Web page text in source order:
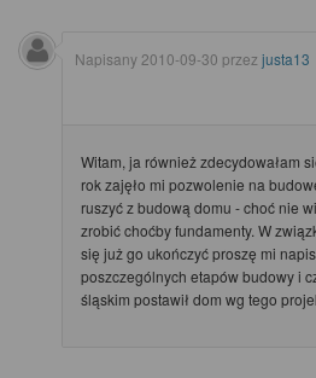
Napisany 2010-09-30 przez justa13
Witam, ja również zdecydowałam
rok zajęło mi pozwolenie na
ruszyć z budową domu - choć nie
zrobić choćby fundamenty. W
się już go ukończyć proszę mi
poszczególnych etapów budowy i
śląskim postawił dom wg tego